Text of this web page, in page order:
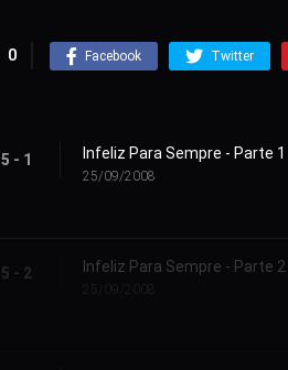
0 Facebook Twitter
5 - 1 Infeliz Para Sempre - Parte 1
25/09/2008
5 - 2 Infeliz Para Sempre - Parte 2